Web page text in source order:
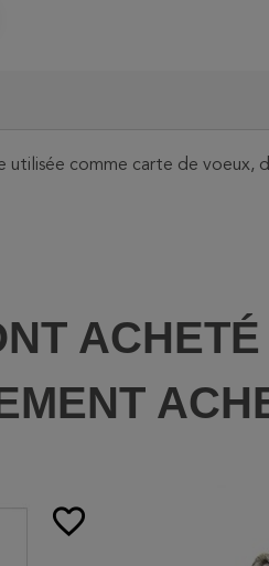
comme carte de voeux,
favorite_border